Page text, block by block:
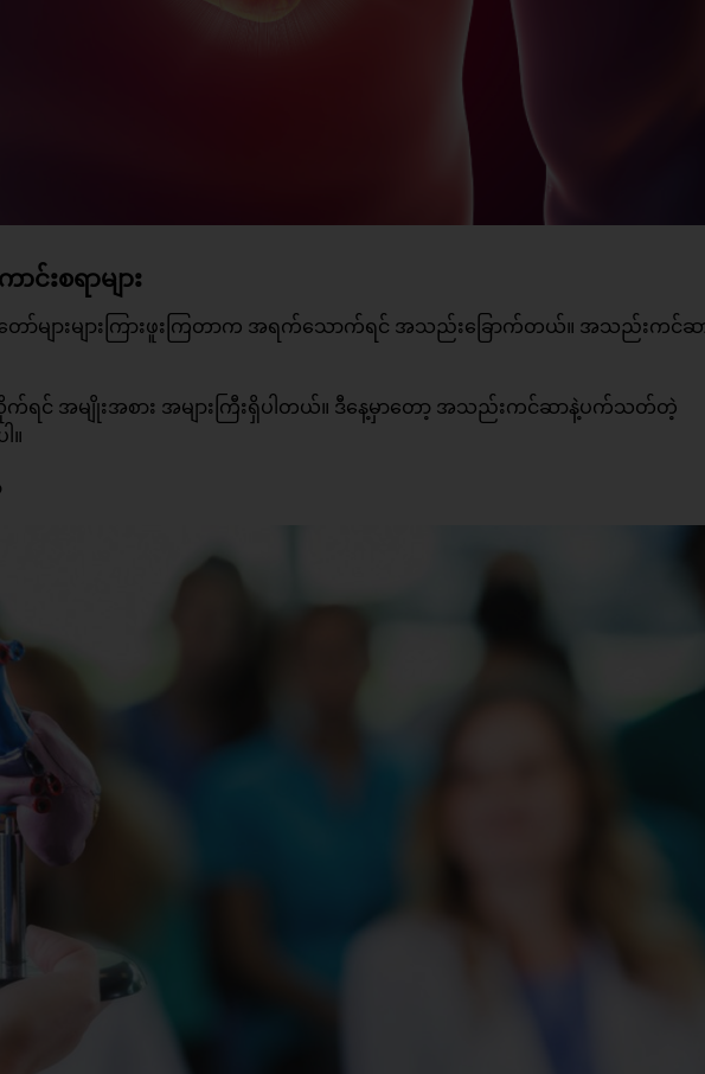
းစရာများ
များများကြားဖူးကြတာက အရက်သောက်ရင် အသည်းခြောက်တယ်။ အသည်းကင်ဆ
အမျိုးအစား အများကြီးရှိပါတယ်။ ဒီနေ့မှာတော့ အသည်းကင်ဆာနဲ့ပက်သတ်တဲ့
။